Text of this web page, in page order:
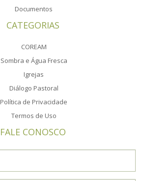
Documentos
CATEGORIAS
COREAM
Sombra e Água Fresca
Igrejas
Diálogo Pastoral
Política de Privacidade
Termos de Uso
FALE CONOSCO